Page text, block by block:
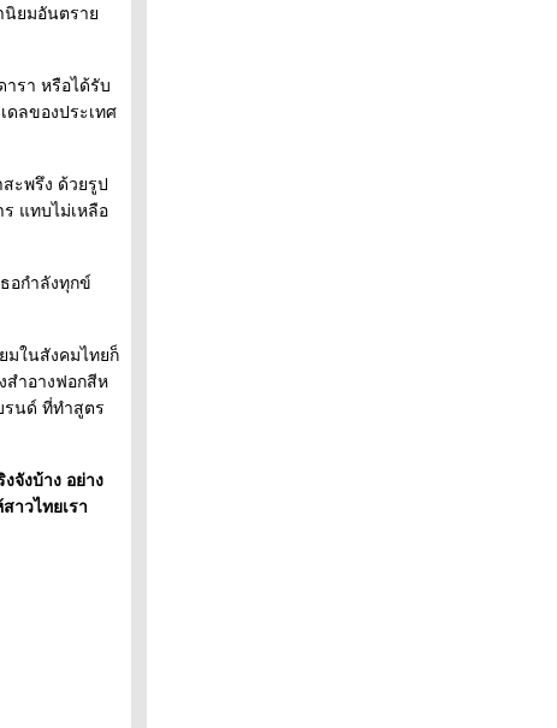
านิยมอันตรา
รา หรือได้รับ
ดลของประเทศ
ะพรึง ด้วยรูป
แทบไม่เหลือ
อกำลังทุกข์
มในสังคมไทยก็
สำอางฟอกสีห
รนด์ ที่ทำสูตร
จังบ้าง อย่าง
าวไทยเรา